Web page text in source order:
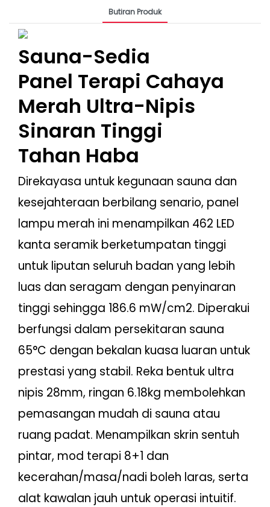
Butiran Produk
Sauna-Sedia
Panel Terapi Cahaya
Merah Ultra-Nipis
Sinaran Tinggi
Tahan Haba
Direkayasa untuk kegunaan sauna dan
kesejahteraan berbilang senario, panel
lampu merah ini menampilkan 462 LED
kanta seramik berketumpatan tinggi
untuk liputan seluruh badan yang lebih
luas dan seragam dengan penyinaran
tinggi sehingga 186.6 mW/cm2. Diperakui
berfungsi dalam persekitaran sauna
65°C dengan bekalan kuasa luaran untuk
prestasi yang stabil. Reka bentuk ultra
nipis 28mm, ringan 6.18kg membolehkan
pemasangan mudah di sauna atau
ruang padat. Menampilkan skrin sentuh
pintar, mod terapi 8+1 dan
kecerahan/masa/nadi boleh laras, serta
alat kawalan jauh untuk operasi intuitif.